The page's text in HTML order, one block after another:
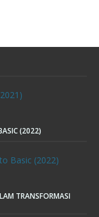
(2022)
TRANSFORMASI